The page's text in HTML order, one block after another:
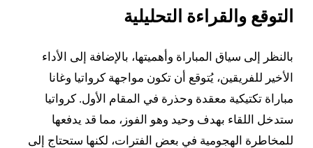
التوقع والقراءة التحليلية
بالنظر إلى سياق المباراة وأهميتها، بالإضافة إلى الأداء
الأخير للفريقين، يُتوقع أن تكون مواجهة كرواتيا وغانا
مباراة تكتيكية معقدة وحذرة في المقام الأول. كرواتيا
ستدخل اللقاء بهدف وحيد وهو الفوز، مما قد يدفعها
للمخاطرة الهجومية في بعض الفترات، لكنها ستحتاج إلى